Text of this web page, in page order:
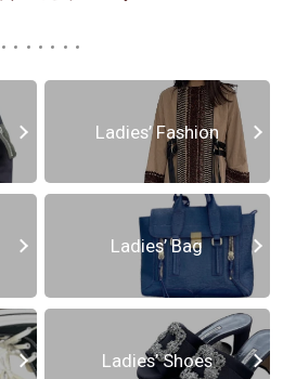
Ladies’ Fashion
Ladies’ Bag
Ladies’ Shoes